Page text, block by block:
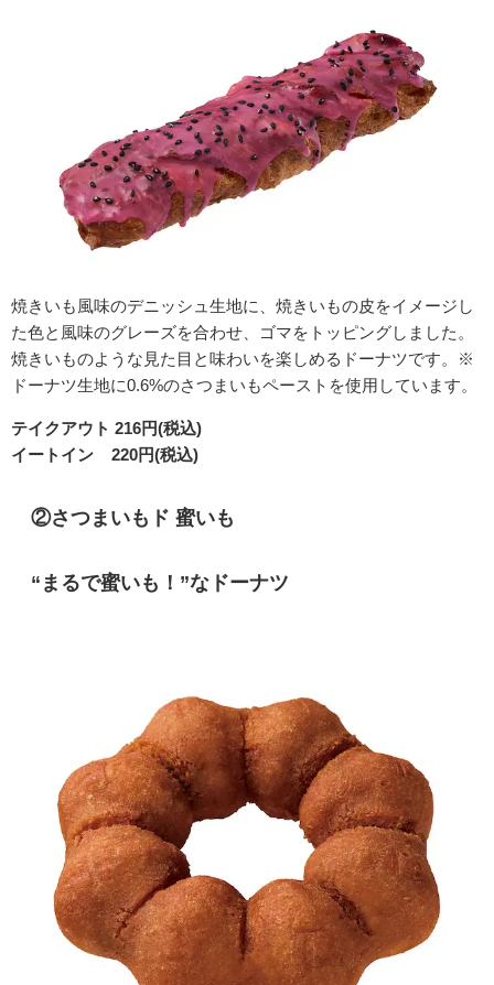
焼きいも風味のデニッシュ生地に、焼きいもの皮をイメージし
た色と風味のグレーズを合わせ、ゴマをトッピングしました。
焼きいものような見た目と味わいを楽しめるドーナツです。※
ドーナツ生地に0.6%のさつまいもペーストを使用しています。
テイクアウト 216円(税込)
イートイン 220円(税込)
②さつまいもド 蜜いも
“まるで蜜いも！”なドーナツ